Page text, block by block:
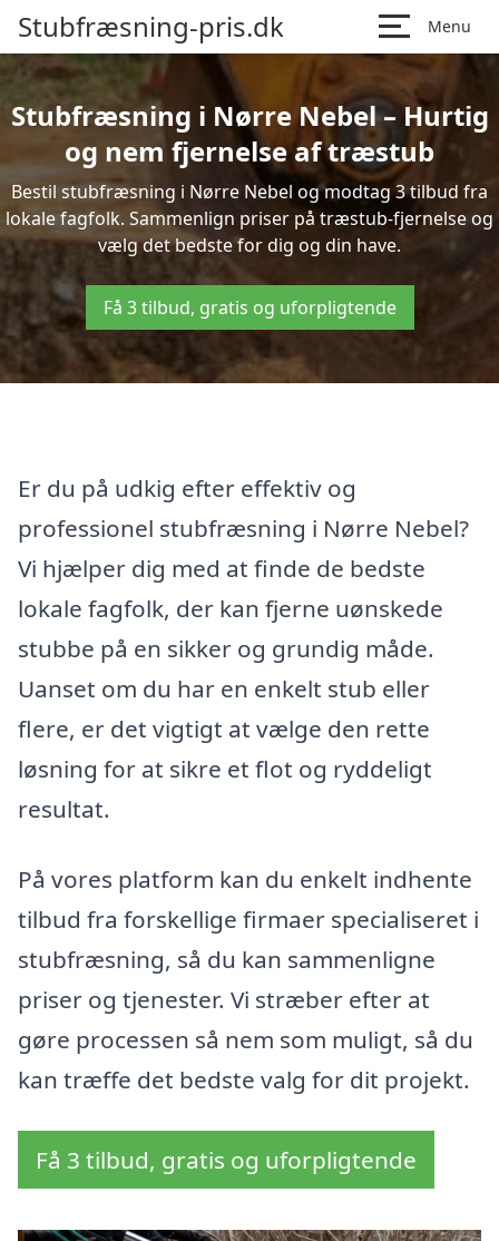
Stubfræsning-pris.dk Menu
Stubfræsning i Nørre Nebel – Hurtig
og nem fjernelse af træstub
Bestil stubfræsning i Nørre Nebel og modtag 3 tilbud fra
lokale fagfolk. Sammenlign priser på træstub-fjernelse og
vælg det bedste for dig og din have.
Få 3 tilbud, gratis og uforpligtende
Er du på udkig efter effektiv og
professionel stubfræsning i Nørre Nebel?
Vi hjælper dig med at finde de bedste
lokale fagfolk, der kan fjerne uønskede
stubbe på en sikker og grundig måde.
Uanset om du har en enkelt stub eller
flere, er det vigtigt at vælge den rette
løsning for at sikre et flot og ryddeligt
resultat.
På vores platform kan du enkelt indhente
tilbud fra forskellige firmaer specialiseret i
stubfræsning, så du kan sammenligne
priser og tjenester. Vi stræber efter at
gøre processen så nem som muligt, så du
kan træffe det bedste valg for dit projekt.
Få 3 tilbud, gratis og uforpligtende